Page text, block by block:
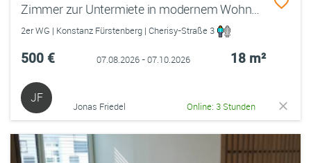
2er WG | Konstanz Fürstenberg | Cherisy-Straße 3
500 € 07.08.2026 - 07.10.2026 18 m²
JF
Jonas Friedel Online: 3 Stunden